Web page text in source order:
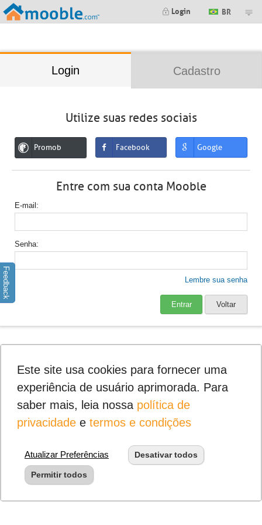
Login BR
Login Cadastro
Utilize suas redes sociais
Promob Facebook Google
Entre com sua conta Mooble
E-mail
Senha
Lembre sua senha
Entrar Voltar
Feedback
Este site usa cookies para fornecer uma
experiência de usuário aprimorada. Para
saber mais, leia nossa política de
privacidadee termos e condições
Atualizar Preferências Desativar todos
Permitir todos